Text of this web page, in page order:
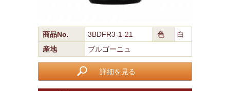
商品No. 3BDFR3-1-21 色
白
産地
ブルゴーニュ
詳細を見る